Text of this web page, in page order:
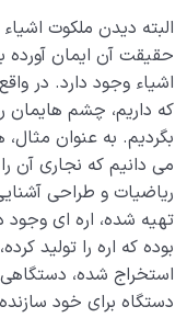
فلسفهٔ درک درد و
سقط شدن مفهومی
میزان یعنی چه و
چه رابطه‌ای بین
وجود دارد؟
سنّت‌های الهی
مرگ یا تولد؟
البته دیدن ملکوت
حقیقت آن ایمان آورده
اشیاء وجود دارد. در
که داریم، چشم هایمان
بگردیم. به عنوان
می دانیم که نجاری آن
ریاضیات و طراحی
تهیه شده، اره ای وجود
بوده که اره را تولید
استخراج شده، دستگاهی
دستگاه برای خود